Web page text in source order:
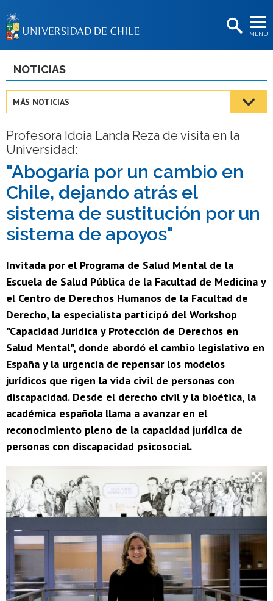
MENÚ
BIBLIOTECAS
Estudiantes
Académicas/os
Egresadas/os
NOTICIAS
MÁS NOTICIAS
Profesora Idoia Landa Reza de visita en la
Universidad:
"Abogaría por un cambio en
Chile, dejando atrás el
sistema de sustitución por un
sistema de apoyos"
Invitada por el Programa de Salud Mental de la
Escuela de Salud Pública de la Facultad de Medicina y
el Centro de Derechos Humanos de la Facultad de
Derecho, la especialista participó del Workshop
"Capacidad Jurídica y Protección de Derechos en
Salud Mental", donde abordó el cambio legislativo en
España y la urgencia de repensar los modelos
jurídicos que rigen la vida civil de personas con
discapacidad. Desde el derecho civil y la bioética, la
académica española llama a avanzar en el
reconocimiento pleno de la capacidad jurídica de
personas con discapacidad psicosocial.